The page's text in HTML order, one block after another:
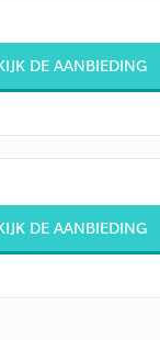
DE AANBIEDING
DE AANBIEDING